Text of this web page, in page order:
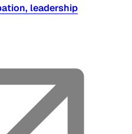
leadership